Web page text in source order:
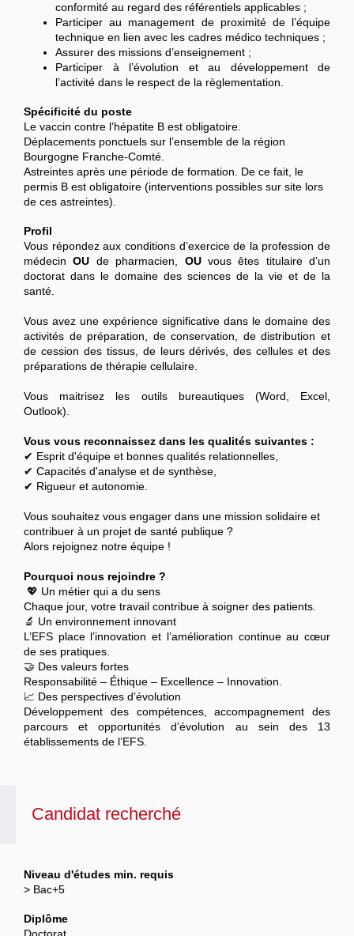
conformité au regard des référentiels applicables ;
Participer au management de proximité de l’équipe
technique en lien avec les cadres médico techniques ;
Assurer des missions d’enseignement ;
Participer à l’évolution et au développement de
l’activité dans le respect de la règlementation.
Spécificité du poste
Le vaccin contre l’hépatite B est obligatoire.
Déplacements ponctuels sur l’ensemble de la région
Bourgogne Franche-Comté.
Astreintes après une période de formation. De ce fait, le
permis B est obligatoire (interventions possibles sur site lors
de ces astreintes).
Profil
Vous répondez aux conditions d’exercice de la profession de
médecinOU de pharmacien, OUvous êtes titulaire d’un
doctorat dans le domaine des sciences de la vie et de la
santé.
Vous avez une expérience significative dans le domaine des
activités de préparation, de conservation, de distribution et
de cession des tissus, de leurs dérivés, des cellules et des
préparations de thérapie cellulaire.
Vous maitrisez les outils bureautiques (Word, Excel,
Outlook).
Vous vous reconnaissez dans les qualités suivantes :
✔ Esprit d'équipe et bonnes qualités relationnelles,
✔ Capacités d'analyse et de synthèse,
✔ Rigueur et autonomie.
Vous souhaitez vous engager dans une mission solidaire et
contribuer à un projet de santé publique ?
Alors rejoignez notre équipe !
Pourquoi nous rejoindre ?
💖 Un métier qui a du sens
Chaque jour, votre travail contribue à soigner des patients.
🔬 Un environnement innovant
L’EFS place l’innovation et l’amélioration continue au cœur
de ses pratiques.
🤝 Des valeurs fortes
Responsabilité – Éthique – Excellence – Innovation.
📈 Des perspectives d’évolution
Développement des compétences, accompagnement des
parcours et opportunités d’évolution au sein des 13
établissements de l’EFS.
Candidat recherché
Niveau d'études min. requis
> Bac+5
Diplôme
Doctorat